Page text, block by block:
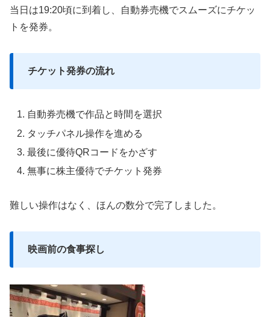
当日は19:20頃に到着し、自動券売機でスムーズにチケッ
トを発券。
チケット発券の流れ
自動券売機で作品と時間を選択
タッチパネル操作を進める
最後に優待QRコードをかざす
無事に株主優待でチケット発券
難しい操作はなく、ほんの数分で完了しました。
映画前の食事探し